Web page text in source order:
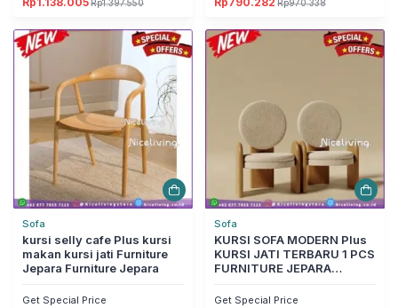
Rp1.397.550
Harga
adalah:
Rp1.397.550.
Harga
ini
adalah:
Rp1.138.005.
Rp970.338
Harga
adalah:
Rp970.338.
Harga
ini
adalah:
Rp790.282.
Sofa
kursi selly cafe Plus kursi
makan kursi jati Furniture
Jepara Furniture Jepara
Get Special Price
Sofa
KURSI SOFA MODERN Plus
KURSI JATI TERBARU 1 PCS
FURNITURE JEPARA
Get Special Price